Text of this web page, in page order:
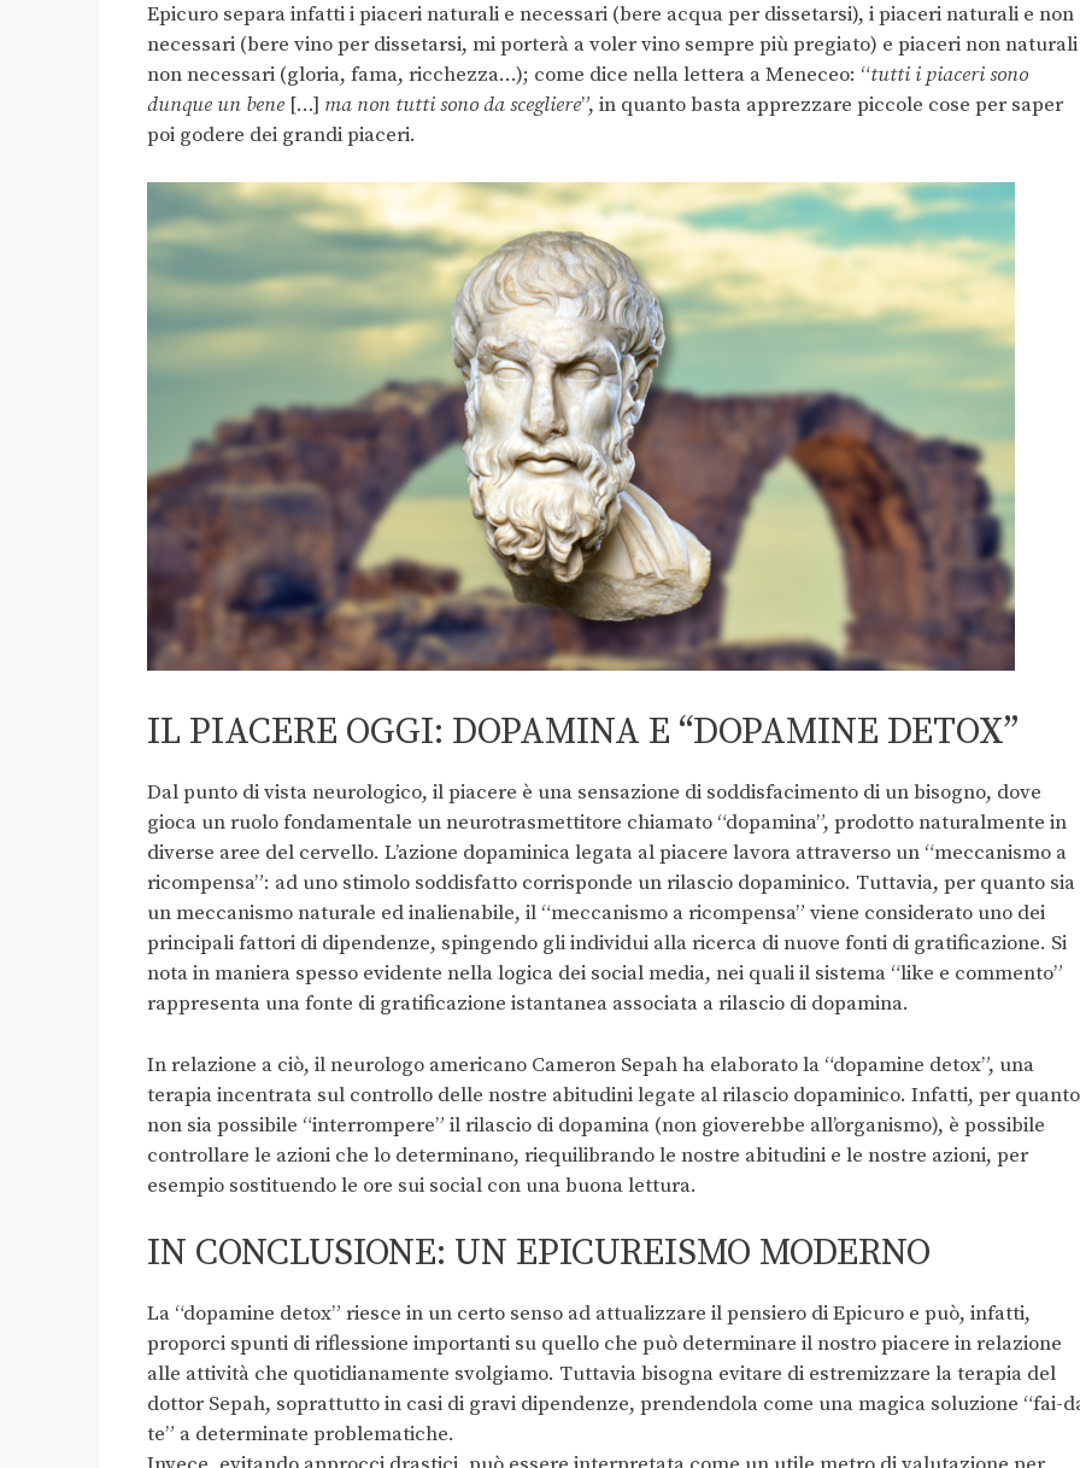
Epicuro separa infatti i piaceri naturali e necessari (bere acqua per dissetarsi), i piaceri naturali e non
necessari (bere vino per dissetarsi, mi porterà a voler vino sempre più pregiato) e piaceri non
non necessari (gloria, fama, ricchezza…); come dice nella lettera a Meneceo: “tutti i piaceri sono
dunque un bene […] ma non tutti sono da scegliere”, in quanto basta apprezzare piccole cose per saper
poi godere dei grandi piaceri.
IL PIACERE OGGI: DOPAMINA E “DOPAMINE DETOX”
Dal punto di vista neurologico, il piacere è una sensazione di soddisfacimento di un bisogno, dove
gioca un ruolo fondamentale un neurotrasmettitore chiamato “dopamina”, prodotto naturalmente in
diverse aree del cervello. L’azione dopaminica legata al piacere lavora attraverso un “meccanismo a
ricompensa”: ad uno stimolo soddisfatto corrisponde un rilascio dopaminico. Tuttavia, per quanto sia
un meccanismo naturale ed inalienabile, il “meccanismo a ricompensa” viene considerato uno dei
principali fattori di dipendenze, spingendo gli individui alla ricerca di nuove fonti di gratificazione. Si
nota in maniera spesso evidente nella logica dei social media, nei quali il sistema “like e commento”
rappresenta una fonte di gratificazione istantanea associata a rilascio di dopamina.
In relazione a ciò, il neurologo americano Cameron Sepah ha elaborato la “dopamine detox”, una
terapia incentrata sul controllo delle nostre abitudini legate al rilascio dopaminico. Infatti, per quanto
non sia possibile “interrompere” il rilascio di dopamina (non gioverebbe all’organismo), è possibile
controllare le azioni che lo determinano, riequilibrando le nostre abitudini e le nostre azioni, per
esempio sostituendo le ore sui social con una buona lettura.
IN CONCLUSIONE: UN EPICUREISMO MODERNO
La “dopamine detox” riesce in un certo senso ad attualizzare il pensiero di Epicuro e può, infatti,
proporci spunti di riflessione importanti su quello che può determinare il nostro piacere in relazione
alle attività che quotidianamente svolgiamo. Tuttavia bisogna evitare di estremizzare la terapia del
dottor Sepah, soprattutto in casi di gravi dipendenze, prendendola come una magica soluzione “fai-
te” a determinate problematiche.